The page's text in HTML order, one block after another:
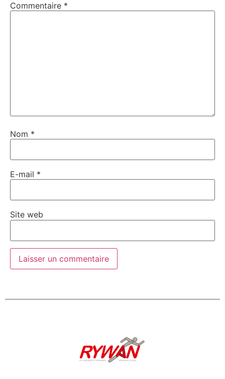
Commentaire *
Nom *
E-mail *
Site web